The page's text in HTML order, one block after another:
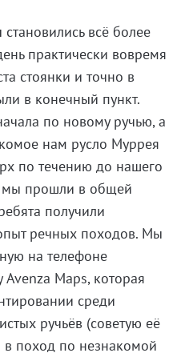
всё более
практически вовремя
стоянки и точно в
в конечный пункт.
по новому ручью, а
нам русло Муррея
по течению до нашего
мы прошли в общей
получили
речных походов. Мы
на телефоне
Maps, которая
среди
ручьёв (советую её
в поход по незнакомой